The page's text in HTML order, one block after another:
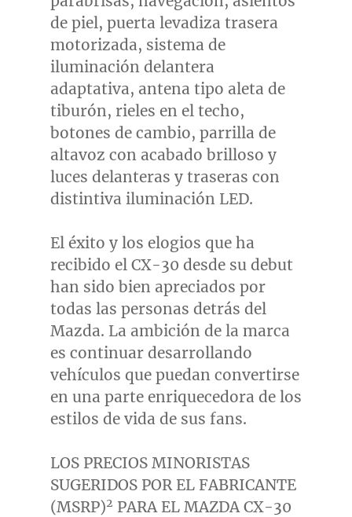
de piel, puerta levadiza trasera
motorizada, sistema de
iluminación delantera
adaptativa, antena tipo aleta de
tiburón, rieles en el techo,
botones de cambio, parrilla de
altavoz con acabado brilloso y
luces delanteras y traseras con
distintiva iluminación LED.
El éxito y los elogios que ha
recibido el CX-30 desde su debut
han sido bien apreciados por
todas las personas detrás del
Mazda. La ambición de la marca
es continuar desarrollando
vehículos que puedan convertirse
en una parte enriquecedora de los
estilos de vida de sus fans.
LOS PRECIOS MINORISTAS
SUGERIDOS POR EL FABRICANTE
(MSRP)2 PARA EL MAZDA CX-30